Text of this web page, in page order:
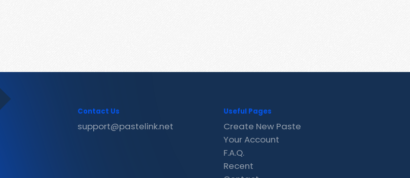
Contact Us
support@pastelink.net
Useful Pages
Create New Paste
Your Account
F.A.Q.
Recent